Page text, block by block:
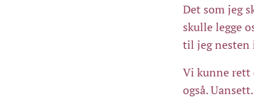
Det som jeg
skulle legge
til jeg nesten
Vi kunne rett
også.